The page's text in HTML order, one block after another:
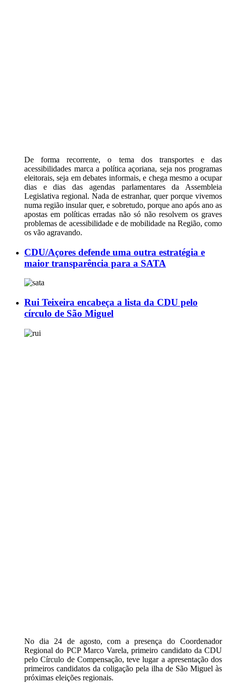
De forma recorrente, o tema dos transportes e das
acessibilidades marca a política açoriana, seja nos programas
eleitorais, seja em debates informais, e chega mesmo a ocupar
dias e dias das agendas parlamentares da Assembleia
Legislativa regional. Nada de estranhar, quer porque vivemos
numa região insular quer, e sobretudo, porque ano após ano as
apostas em políticas erradas não só não resolvem os graves
problemas de acessibilidade e de mobilidade na Região, como
os vão agravando.
CDU/Açores defende uma outra estratégia e
maior transparência para a SATA
Rui Teixeira encabeça a lista da CDU pelo
círculo de São Miguel
No dia 24 de agosto, com a presença do Coordenador
Regional do PCP Marco Varela, primeiro candidato da CDU
pelo Círculo de Compensação, teve lugar a apresentação dos
primeiros candidatos da coligação pela ilha de São Miguel às
próximas eleições regionais.